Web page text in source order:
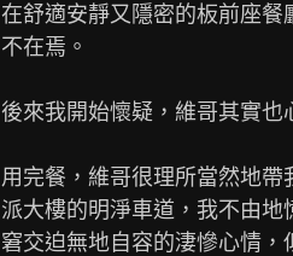
在舒適安靜又隱密的板前座
不在焉。
後來我開始懷疑，維哥其實也
用完餐，維哥很理所當然地
派大樓的明淨車道，我不由
窘交迫無地自容的淒慘心情